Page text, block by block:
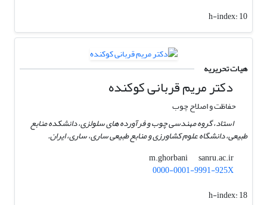
h-index:10
هیات تحریریه
دکتر مریم قربانی کوکنده
حفاظت و اصلاح چوب
استاد، گروه مهندسی چوب و فرآورده های سلولزی، دانشکده منابع
طبیعی، دانشگاه علوم کشاورزی و منابع طبیعی ساری، ساری، ایران.
m.ghorbani
sanru.ac.ir
0000-0001-9991-925X
h-index:18